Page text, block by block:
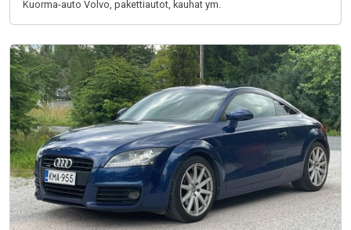
Kuorma-auto Volvo, pakettiautot, kauhat ym.